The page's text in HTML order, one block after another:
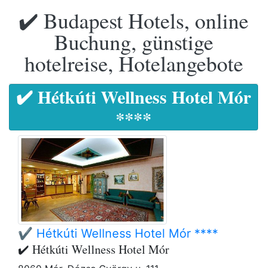
✔️ Budapest Hotels, online
Buchung, günstige
hotelreise, Hotelangebote
✔️ Hétkúti Wellness Hotel Mór
****
✔️ Hétkúti Wellness Hotel Mór ****
✔️ Hétkúti Wellness Hotel Mór